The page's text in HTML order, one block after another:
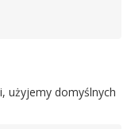
użyjemy domyślnych